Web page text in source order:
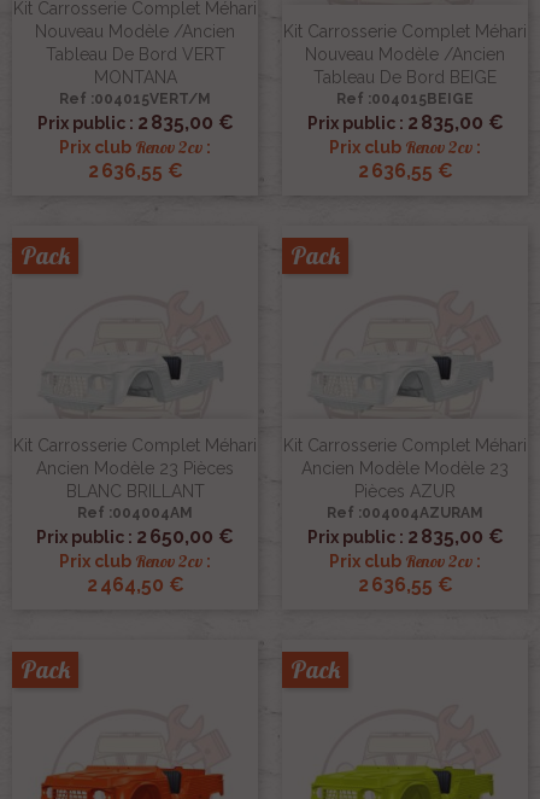
Kit Carrosserie Complet Méhari
Nouveau Modèle /ancien
Tableau De Bord VERT
MONTANA
Ref :004015VERT/M
Prix public : 2 835,00 €
Prix club Renov 2cv :
2 636,55 €
Kit Carrosserie Complet Méhari
Nouveau Modèle /ancien
Tableau De Bord BEIGE
Ref :004015BEIGE
Prix public : 2 835,00 €
Prix club Renov 2cv :
2 636,55 €
Kit Carrosserie Complet Méhari
Ancien Modèle 23 Pièces
BLANC BRILLANT
Ref :004004AM
Prix public : 2 650,00 €
Prix club Renov 2cv :
2 464,50 €
Pack
Kit Carrosserie Complet Méhari
Ancien Modèle Modèle 23
Pièces AZUR
Ref :004004AZURAM
Prix public : 2 835,00 €
Prix club Renov 2cv :
2 636,55 €
Pack
Pack Pack